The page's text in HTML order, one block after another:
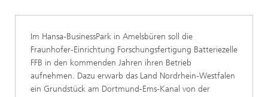
Im Hansa-BusinessPark in Amelsbüren soll die
Fraunhofer-Einrichtung Forschungsfertigung Batteriezelle
FFB in den kommenden Jahren ihren Betrieb
aufnehmen. Dazu erwarb das Land Nordrhein-Westfalen
ein Grundstück am Dortmund-Ems-Kanal von der